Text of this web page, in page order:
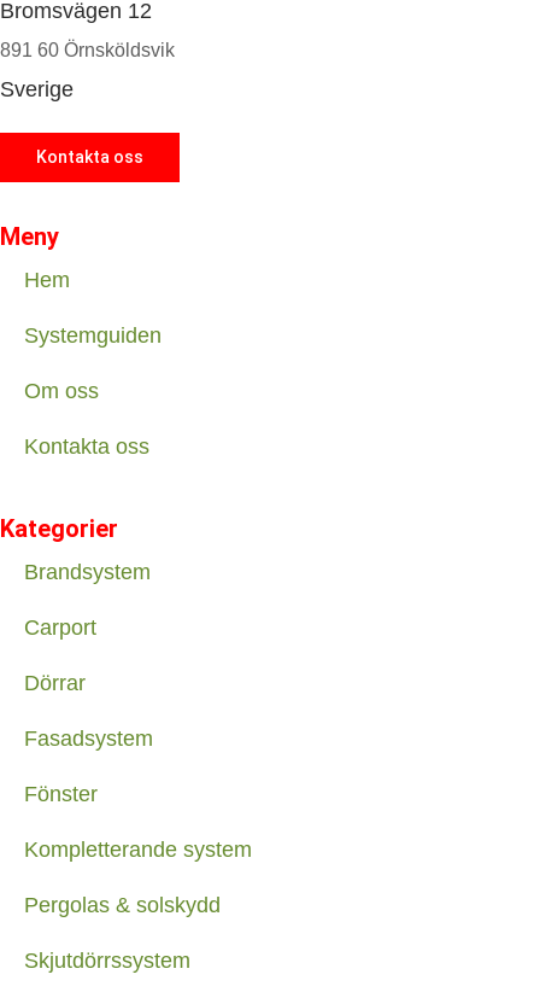
Bromsvägen 12
891 60 Örnsköldsvik
Sverige
Kontakta oss
Meny
Hem
Systemguiden
Om oss
Kontakta oss
Kategorier
Brandsystem
Carport
Dörrar
Fasadsystem
Fönster
Kompletterande system
Pergolas & solskydd
Skjutdörrssystem